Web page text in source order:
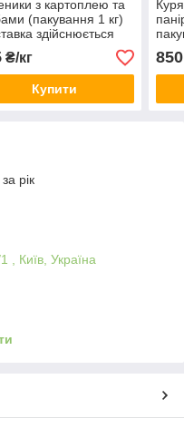
з картоплею та
(пакування 1 кг)
здійснюється
по м.Києву)
₴/кг
Купити
850
рік
, Київ, Україна